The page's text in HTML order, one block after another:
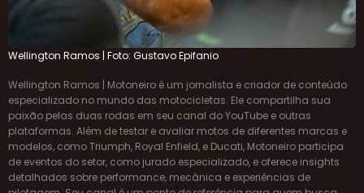
Wellington Ramos | Foto: Gustavo Epifanio
Wellington Ramos | Motoneiro é um jornalista e criador de conteúdo
especializado no mundo das motocicletas. Ele compartilha sua
plataformas. Além de testar e avaliar motos de diferentes marcas e
modelos, como Triumph, Royal Enfield, e Ducati, Motoneiro participa
de eventos do setor, como jurado especializado, e oferece insights
detalhados sobre performance, mecânica e experiências de
pilotagem. Seu canal é um ponto de referência para quem busca
informações sobre lançamentos, itinerários de viagens, dicas de
manutenção e tudo relacionado ao universo das motocicletas.